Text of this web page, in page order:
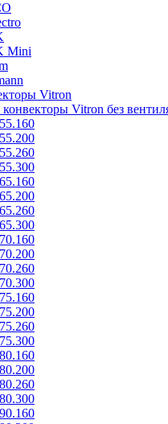
Mini
Vitron
Vitron без